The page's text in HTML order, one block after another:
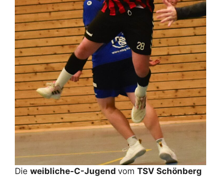
Die weibliche-C-Jugend vom TSV Schönberg